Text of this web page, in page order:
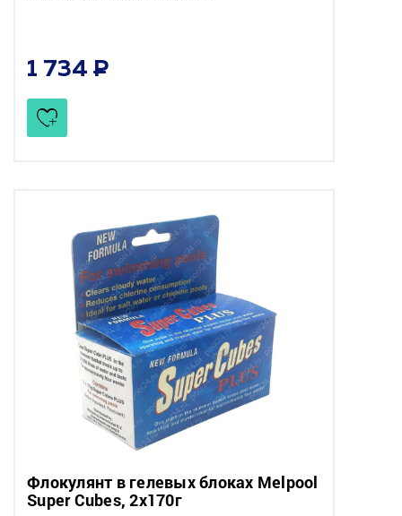
1 734
Флокулянт в гелевых блоках Melpool
Super Cubes, 2x170г